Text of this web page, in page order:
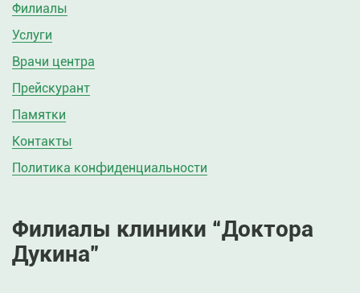
Филиалы
Услуги
Врачи центра
Прейскурант
Памятки
Контакты
Политика конфиденциальности
Филиалы клиники “Доктора
Дукина”